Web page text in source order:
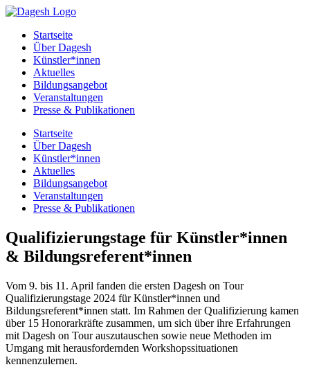
Startseite
Über Dagesh
Künstler*innen
Aktuelles
Bildungsangebot
Veranstaltungen
Presse & Publikationen
Startseite
Über Dagesh
Künstler*innen
Aktuelles
Bildungsangebot
Veranstaltungen
Presse & Publikationen
Qualifizierungstage für Künstler*innen
& Bildungsreferent*innen
Vom 9. bis 11. April fanden die ersten Dagesh on Tour
Qualifizierungstage 2024 für Künstler*innen und
Bildungsreferent*innen statt. Im Rahmen der Qualifizierung kamen
über 15 Honorarkräfte zusammen, um sich über ihre Erfahrungen
mit Dagesh on Tour auszutauschen sowie neue Methoden im
Umgang mit herausfordernden Workshopssituationen
kennenzulernen.